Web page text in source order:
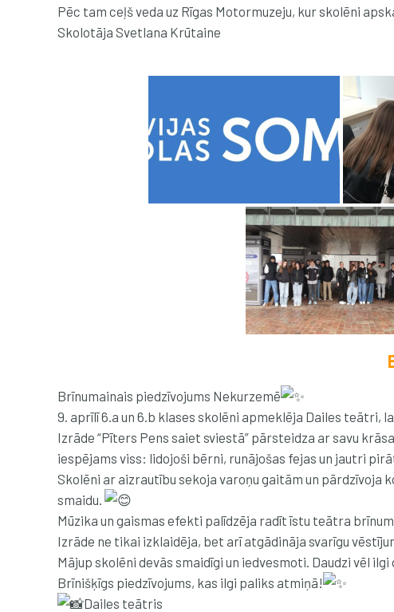
Pēc tam ceļš veda uz Rīgas Motormuzeju, kur skolēni
Skolotāja Svetlana Krūtaine
Brīnumainais piedzīvojums Nekurzemē
9. aprīlī 6.a un 6.b klases skolēni apmeklēja Dailes teātri,
Izrāde “Pīters Pens saiet sviestā” pārsteidza ar savu
iespējams viss: lidojoši bērni, runājošas fejas un jautri
Skolēni ar aizrautību sekoja varoņu gaitām un pārdzīvoja
smaidu.
Mūzika un gaismas efekti palīdzēja radīt īstu teātra
Izrāde ne tikai izklaidēja, bet arī atgādināja svarīgu
Mājup skolēni devās smaidīgi un iedvesmoti. Daudzi vēl
Brīnišķīgs piedzīvojums, kas ilgi paliks atmiņā!
Dailes teātris